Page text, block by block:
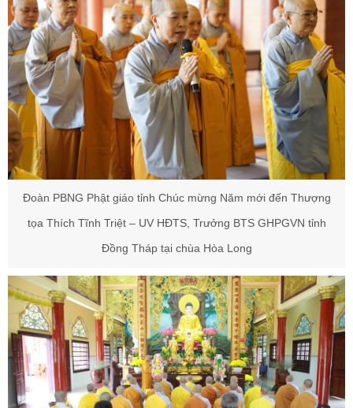
Đoàn PBNG Phật giáo tỉnh Chúc mừng Năm mới đến Thượng
tọa Thích Tĩnh Triệt – UV HĐTS, Trưởng BTS GHPGVN tỉnh
Đồng Tháp tại chùa Hòa Long